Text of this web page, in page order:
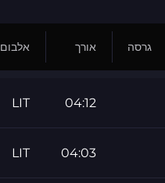
גרסה אורך אלבום
04:12
LIT
04:03
LIT